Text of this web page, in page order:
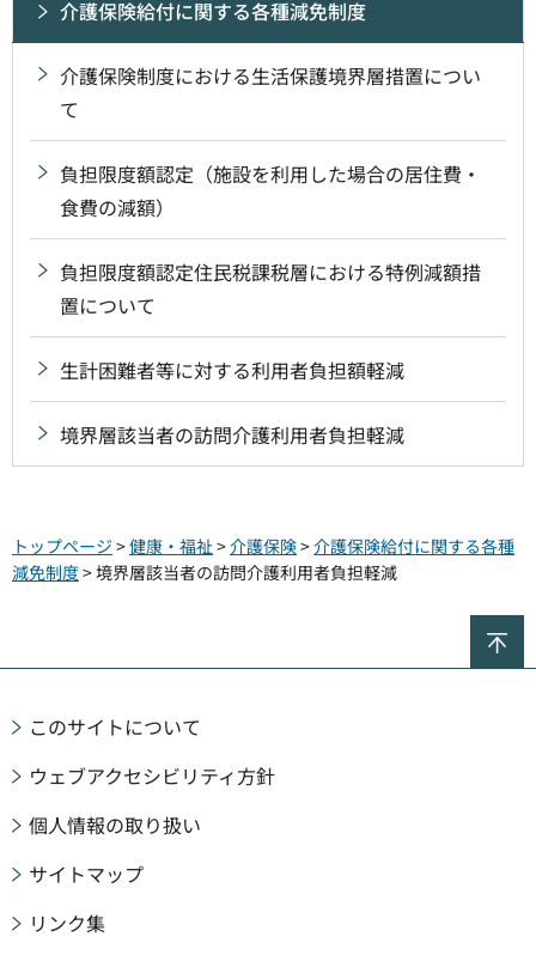
介護保険給付に関する各種減免制度
介護保険制度における生活保護境界層措置につい
て
負担限度額認定（施設を利用した場合の居住費・
食費の減額）
負担限度額認定住民税課税層における特例減額措
置について
生計困難者等に対する利用者負担額軽減
境界層該当者の訪問介護利用者負担軽減
トップページ >健康・福祉 >介護保険>介護保険給付に関する各種
減免制度> 境界層該当者の訪問介護利用者負担軽減
このサイトについて
ウェブアクセシビリティ方針
個人情報の取り扱い
サイトマップ
リンク集